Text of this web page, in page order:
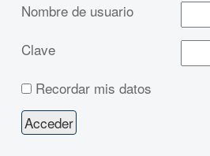
Nombre de usuario
Clave
Recordar mis datos